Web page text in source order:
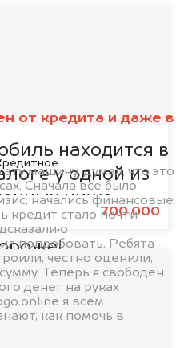
700.000
от кредита и даже в
машину, думал, что это
Сначала все было
начались финансовые
кредит стало почти
о
попробовать. Ребята
честно оценили,
Теперь я свободен
денег на руках
я всем
как помочь в
находится в
у одной из
ниже
мы купим его на